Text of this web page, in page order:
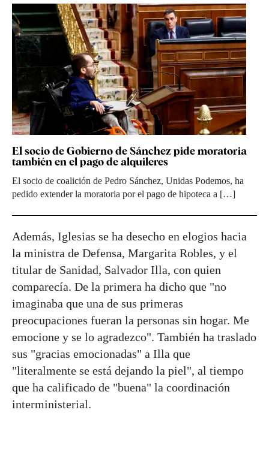
El socio de Gobierno de Sánchez pide moratoria
también en el pago de alquileres
El socio de coalición de Pedro Sánchez, Unidas Podemos, ha
pedido extender la moratoria por el pago de hipoteca a […]
Además, Iglesias se ha desecho en elogios hacia
la ministra de Defensa, Margarita Robles, y el
titular de Sanidad, Salvador Illa, con quien
comparecía. De la primera ha dicho que "no
imaginaba que una de sus primeras
preocupaciones fueran la personas sin hogar. Me
emocione y se lo agradezco". También ha traslado
sus "gracias emocionadas" a Illa que
"literalmente se está dejando la piel", al tiempo
que ha calificado de "buena" la coordinación
interministerial.